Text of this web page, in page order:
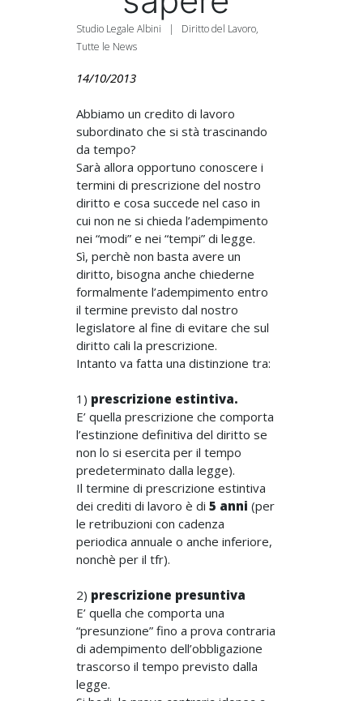
Studio Legale Albini | Diritto del Lavoro,
Tutte le News
14/10/2013
Abbiamo un credito di lavoro
subordinato che si stà trascinando
da tempo?
Sarà allora opportuno conoscere i
termini di prescrizione del nostro
diritto e cosa succede nel caso in
cui non ne si chieda l’adempimento
nei “modi” e nei “tempi” di legge.
Sì, perchè non basta avere un
diritto, bisogna anche chiederne
formalmente l’adempimento entro
il termine previsto dal nostro
legislatore al fine di evitare che sul
diritto cali la prescrizione.
Intanto va fatta una distinzione tra:
1) prescrizione estintiva.
E’ quella prescrizione che comporta
l’estinzione definitiva del diritto se
non lo si esercita per il tempo
predeterminato dalla legge).
Il termine di prescrizione estintiva
dei crediti di lavoro è di 5 anni (per
le retribuzioni con cadenza
periodica annuale o anche inferiore,
nonchè per il tfr).
2) prescrizione presuntiva
E’ quella che comporta una
“presunzione” fino a prova contraria
di adempimento dell’obbligazione
trascorso il tempo previsto dalla
legge.